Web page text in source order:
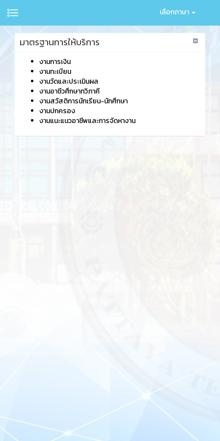
เลือกภาษา
มาตรฐานการให้บริการ
งานการเงิน
งานทะเบียน
งานวัดและประเมินผล
งานอาชีวศึกษาทวิภาคี
งานสวัสดิการนักเรียน-นักศึกษา
งานปกครอง
งานแนะแนวอาชีพและการจัดหางาน